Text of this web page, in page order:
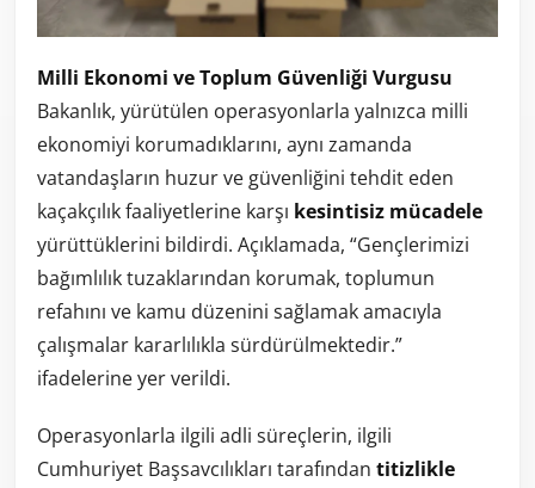
Milli Ekonomi ve Toplum Güvenliği Vurgusu
Bakanlık, yürütülen operasyonlarla yalnızca milli
ekonomiyi korumadıklarını, aynı zamanda
vatandaşların huzur ve güvenliğini tehdit eden
kaçakçılık faaliyetlerine karşı kesintisiz mücadele
yürüttüklerini bildirdi. Açıklamada, “Gençlerimizi
bağımlılık tuzaklarından korumak, toplumun
refahını ve kamu düzenini sağlamak amacıyla
çalışmalar kararlılıkla sürdürülmektedir.”
ifadelerine yer verildi.
Operasyonlarla ilgili adli süreçlerin, ilgili
Cumhuriyet Başsavcılıkları tarafından titizlikle